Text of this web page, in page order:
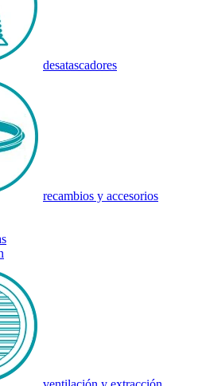
desatascadores
recambios y accesorios